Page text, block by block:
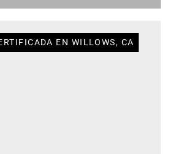
EN WILLOWS, CA